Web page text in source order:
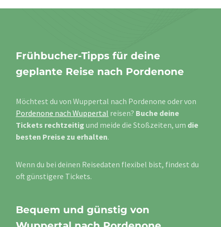
Frühbucher-Tipps für deine
geplante Reise nach Pordenone
Möchtest du von Wuppertal nach Pordenone oder von
Pordenone nach Wuppertal reisen? Buche deine
Tickets rechtzeitig und meide die Stoßzeiten, um die
besten Preise zu erhalten.
Wenn du bei deinen Reisedaten flexibel bist, findest du
oft günstigere Tickets.
Bequem und günstig von